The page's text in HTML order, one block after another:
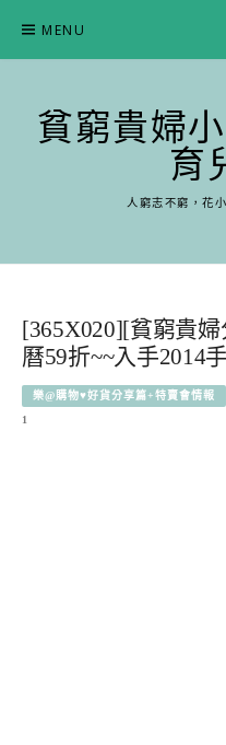
content
MENU
貧窮貴婦
育
人窮志不窮，花
[365X020][貧窮貴
曆59折~~入手2014
樂@購物♥好貨分享篇+特賣會情報
1